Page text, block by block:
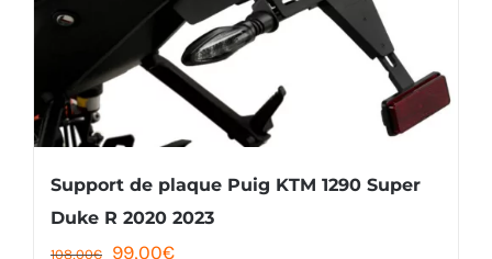
Support de plaque Puig KTM 1290 Super
Duke R 2020 2023
108,00 €
Le
99,00€Le